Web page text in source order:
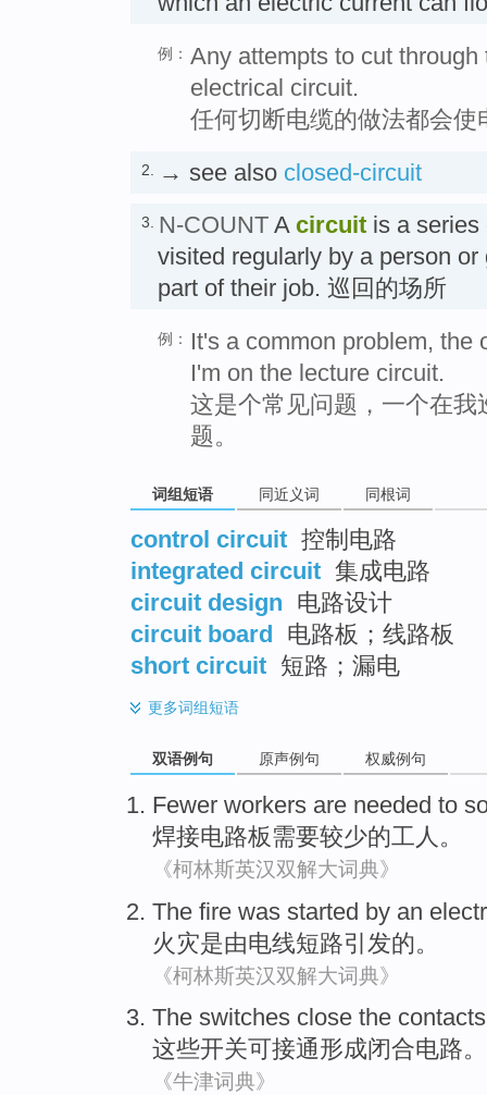
例： Any attempts to cut
electrical circuit.
任何切断电缆的做法都会使
2. → see also closed-circuit
3. N-COUNT A circuit is a series
visited regularly by a person
part of their job. 巡回的场所
例：
It's a common problem, the
I'm on the lecture circuit.
这是个常见问题，一个在
题。
词组短语 同近义词 同根词
control circuit 控制电路
integrated circuit 集成电路
circuit design 电路设计
circuit board 电路板；线路板
short circuit 短路；漏电
更多词组短语
双语例句 原声例句 权威例句
Fewer workers are needed to
焊接电路板需要较少的工人 。
《柯林斯英汉双解大词典》
The fire was started by an
火灾是由电线短路引发的。
《柯林斯英汉双解大词典》
The switches close the
这些开关可接通形成闭合电路。
《牛津词典》